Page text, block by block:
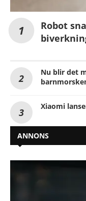
Robot
Nu blir det
Xiaomi
ANNONS